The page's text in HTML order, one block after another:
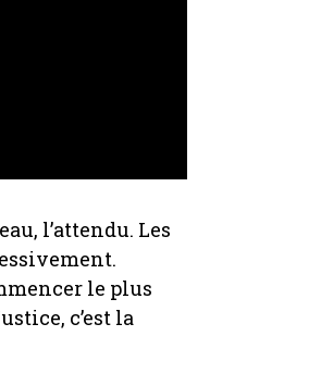
l’attendu. Les
le plus
c’est la